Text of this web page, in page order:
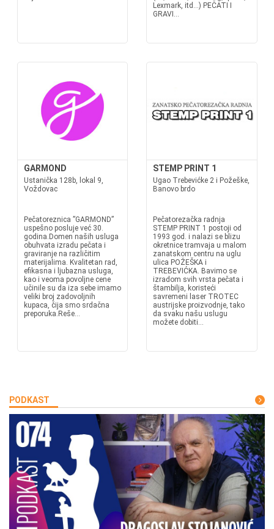
Lexmark, itd...) PEČATI I
GRAVI...
GARMOND
Ustanička 128b, lokal 9,
Voždovac
Pečatoreznica ”GARMOND”
uspešno posluje već 30.
godina.Domen naših usluga
obuhvata izradu pečata i
graviranje na različitim
materijalima. Kvalitetan rad,
efikasna i ljubazna usluga,
kao i veoma povoljne cene
učinile su da iza sebe imamo
veliki broj zadovoljnih
kupaca, čija smo srdačna
preporuka.Reše...
STEMP PRINT 1
Ugao Trebevićke 2 i Požeške,
Banovo brdo
Pečatorezačka radnja
STEMP PRINT 1 postoji od
1993 god. i nalazi se blizu
okretnice tramvaja u malom
zanatskom centru na uglu
ulica POŽEŠKA i
TREBEVIĆKA. Bavimo se
izradom svih vrsta pečata i
štambilja, koristeći
savremeni laser TROTEC
austrijske proizvodnje, tako
da svaku našu uslugu
možete dobiti...
PODKAST